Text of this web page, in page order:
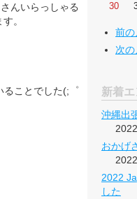
んいらっしゃる
。
ることでした(;゜
30
前の
次の
新着
沖縄出
おかげ
2022
した